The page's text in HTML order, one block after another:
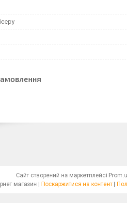
Сайт створений на маркетплейсі
Бісер Хрест Інтернет магазин | Поскаржитися на контент |